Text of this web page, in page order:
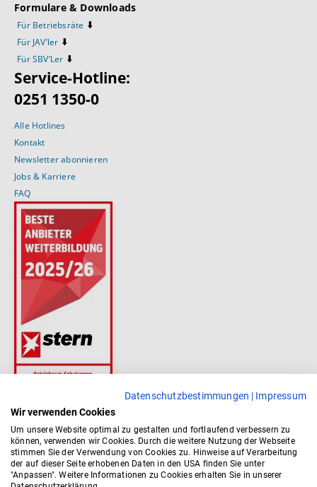
Formulare & Downloads
Für Betriebsräte ⬇️
Für JAV’ler ⬇️
Für SBV’Ler ⬇️
Service-Hotline:
0251 1350-0
Alle Hotlines
Kontakt
Newsletter abonnieren
Jobs & Karriere
FAQ
Datenschutzbestimmungen | Impressum
Wir verwenden Cookies
Um unsere Website optimal zu gestalten und fortlaufend verbessern zu
können, verwenden wir Cookies. Durch die weitere Nutzung der Webseite
stimmen Sie der Verwendung von Cookies zu. Hinweise auf Verarbeitung
der auf dieser Seite erhobenen Daten in den USA finden Sie unter
"Anpassen". Weitere Informationen zu Cookies erhalten Sie in unserer